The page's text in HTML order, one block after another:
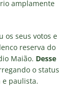
amplamente
os seus votos e
reserva do
Maião. Desse
o status
paulista.